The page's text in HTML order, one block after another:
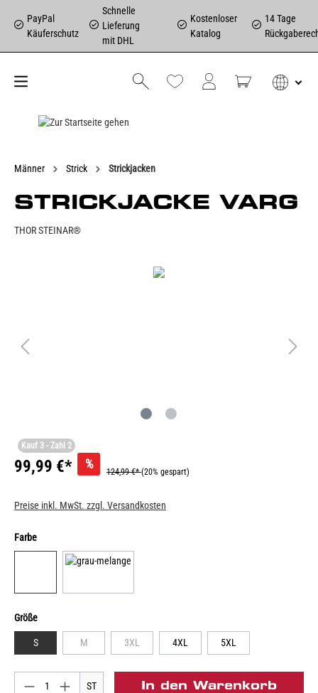
PayPal
Käuferschutz
Schnelle
Lieferung
mit DHL
Kostenloser
Katalog
14 Tage
Männer Strick Strickjacken
STRICKJACKE VARG
THOR STEINAR®
Kauf 3 - Zahl 2
99,99 €* %
124,99 €*(20% gespart)
Preise inkl. MwSt. zzgl. Versandkosten
Farbe
Größe
S M 3XL 4XL 5XL
ST In den Warenkorb